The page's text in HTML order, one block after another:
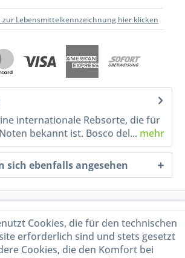
Lebensmittelkennzeichnung hier klicken
internationale Rebsorte, die für
bekannt ist. Bosco del... mehr
sich ebenfalls angesehen
Cookies, die für den technischen
erforderlich sind und stets gesetzt
Cookies, die den Komfort bei